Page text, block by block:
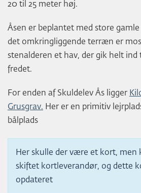
20 til 25 meter høj.
Åsen er beplantet med store
det omkringliggende terræn er
stenalderen et hav, der gik helt ind
fredet.
For enden af Skuldelev Ås ligger
Grusgrav. Her er en primitiv
bålplads
Her skulle der være et kort, men
skiftet kortleverandør, og dette
opdateret